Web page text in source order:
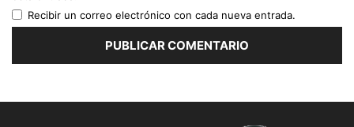
Recibir un correo electrónico con cada nueva entrada.